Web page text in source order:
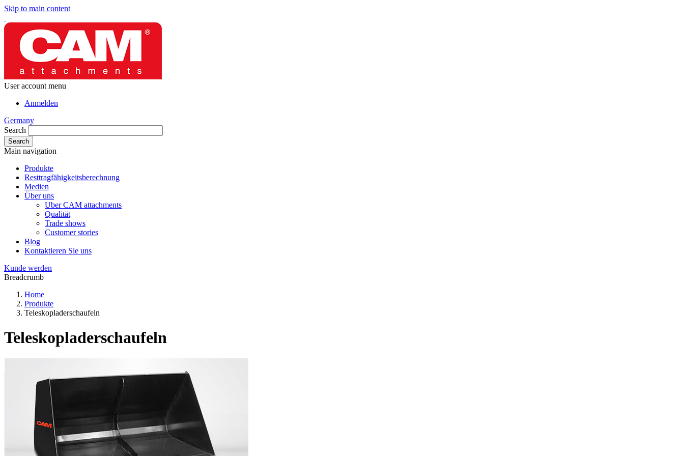
Skip to main content
User account menu
Anmelden
Germany
Search
Main navigation
Produkte
Resttragfähigkeitsberechnung
Medien
Über uns
Uber CAM attachments
Qualität
Trade shows
Customer stories
Blog
Kontaktieren Sie uns
Kunde werden
Breadcrumb
Home
Produkte
Teleskopladerschaufeln
Teleskopladerschaufeln